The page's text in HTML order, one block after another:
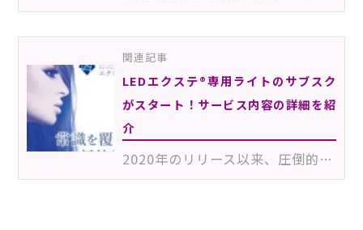
関連記事
LEDエクステ®専用ライトのサブスク
がスタート！サービス内容の詳細を紹
介
2020年のリリース以来、圧倒的な持続力と硬化時間の短さで注目され続けているLEDエクステ®。このたび、LED…